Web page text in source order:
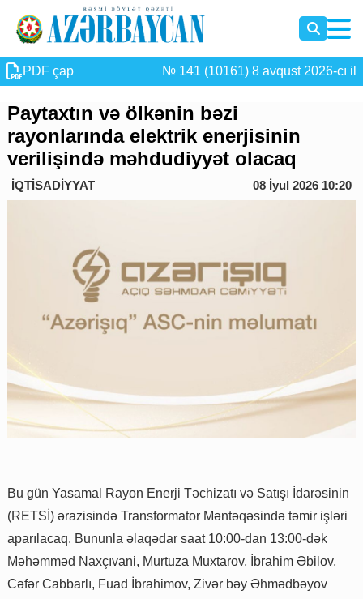
PDF çap № 141 (10161) 8 avqust 2026-cı il
Paytaxtın və ölkənin bəzi
rayonlarında elektrik enerjisinin
verilişində məhdudiyyət olacaq
İQTİSADİYYAT 08 İyul 2026 10:20
Bu gün Yasamal Rayon Enerji Təchizatı və Satışı İdarəsinin
(RETSİ) ərazisində Transformator Məntəqəsində təmir işləri
aparılacaq. Bununla əlaqədar saat 10:00-dan 13:00-dək
Məhəmməd Naxçıvani, Murtuza Muxtarov, İbrahim Əbilov,
Cəfər Cabbarlı, Fuad İbrahimov, Zivər bəy Əhmədbəyov